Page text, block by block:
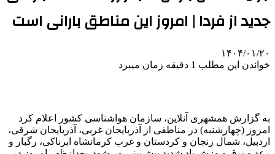
جدید از فردا | امروز این مناطق بارانی است
۱۴۰۴/۰۱/۲۰
خواندن این مطلب 1 دقیقه زمان میبرد
به گزارش همشهری آنلاین، سازمان هواشناسی کشور اعلام کرد
امروز (چهارشنبه) در مناطقی از آذربایجان غربی، آذربایجان شرقی،
اردبیل، شمال زنجان و کردستان و غرب کرمانشاه ابرناکی، رگبار و